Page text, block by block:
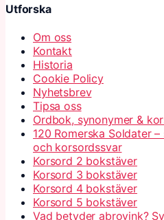
Utforska
Om oss
Kontakt
Historia
Cookie Policy
Nyhetsbrev
Tipsa oss
Ordbok, synonymer &
120 Romerska Soldater
och korsordssvar
Korsord 2 bokstäver
Korsord 3 bokstäver
Korsord 4 bokstäver
Korsord 5 bokstäver
Vad betyder abrovink?